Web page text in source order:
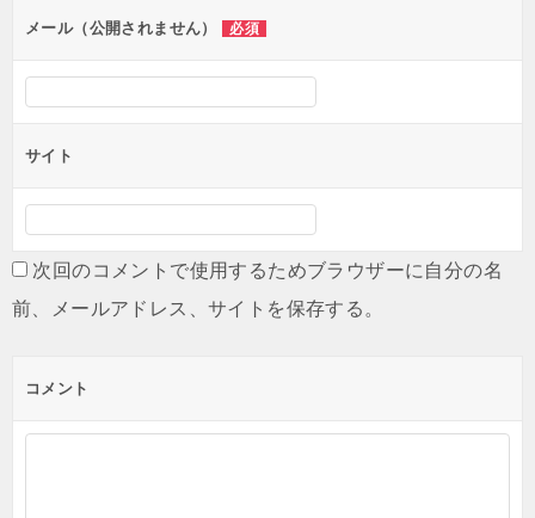
ンメール（公開されません） 必須
サイト
次回のコメントで使用するためブラウザーに自分の名
前、メールアドレス、サイトを保存する。
コメント